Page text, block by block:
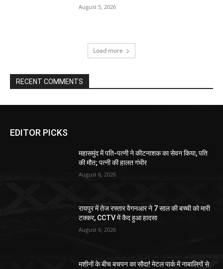
August 5, 2026
Load more
RECENT COMMENTS
EDITOR PICKS
महासमुंद में पति-पत्नी ने कीटनाशक का सेवन किया, पति
की मौत; पत्नी की हालत गंभीर
August 6, 2026
रायपुर में तेज रफ्तार वैगनआर ने 7 साल की बच्ची को मारी
टक्कर, CCTV में कैद हुआ हादसा
August 6, 2026
मशीनों के बीच बचपन का सौदा! मेटल पार्क में नाबालिगों से